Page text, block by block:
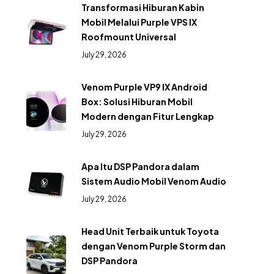
Transformasi Hiburan Kabin
Mobil Melalui Purple VPS IX
Roofmount Universal
July 29, 2026
Venom Purple VP9 IX Android
Box: Solusi Hiburan Mobil
Modern dengan Fitur Lengkap
July 29, 2026
Apa Itu DSP Pandora dalam
Sistem Audio Mobil Venom Audio
July 29, 2026
Head Unit Terbaik untuk Toyota
dengan Venom Purple Storm dan
DSP Pandora